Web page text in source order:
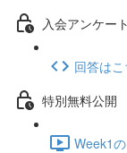
入会アンケー
回答は
特別無料公開
Week1